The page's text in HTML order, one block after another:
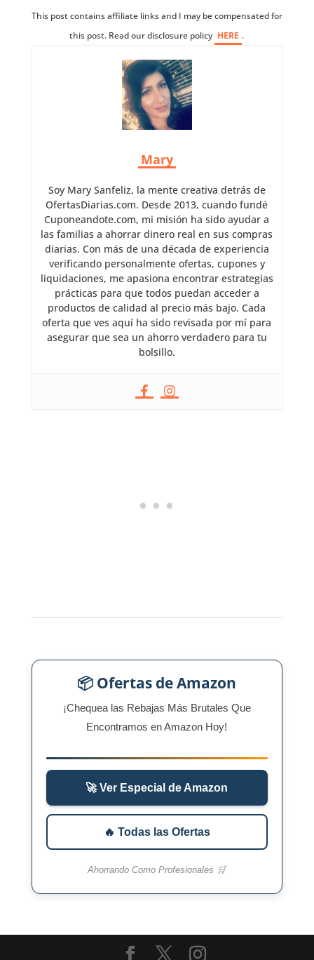
This post contains affiliate links and I may be compensated for
this post. Read our disclosure policy HERE .
Mary
Soy Mary Sanfeliz, la mente creativa detrás de
OfertasDiarias.com. Desde 2013, cuando fundé
Cuponeandote.com, mi misión ha sido ayudar a
las familias a ahorrar dinero real en sus compras
diarias. Con más de una década de experiencia
verificando personalmente ofertas, cupones y
liquidaciones, me apasiona encontrar estrategias
prácticas para que todos puedan acceder a
productos de calidad al precio más bajo. Cada
oferta que ves aquí ha sido revisada por mí para
asegurar que sea un ahorro verdadero para tu
bolsillo.
📦 Ofertas de Amazon
¡Chequea las Rebajas Más Brutales Que
Encontramos en Amazon Hoy!
🚀 Ver Especial de Amazon
🔥 Todas las Ofertas
Ahorrando Como Profesionales 🛒